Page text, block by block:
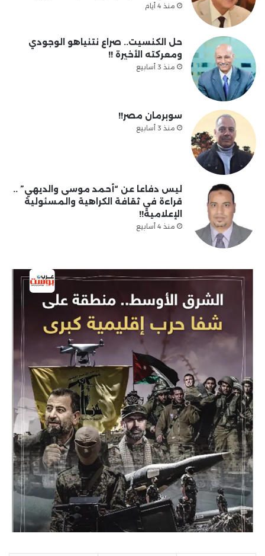
منذ 4 أيام
حل الكنسيت.. صراع نتنياهو الوجودي
ومعركته الأخيرة !!
منذ 3 أسابيع
سوبرمان مصر!!
منذ 3 أسابيع
ليس دفاعا عن “أحمد موسى والديهي” ..
قراءة في ثقافة الكراهية والمسئولية
الإعلامية!!
منذ 4 أسابيع